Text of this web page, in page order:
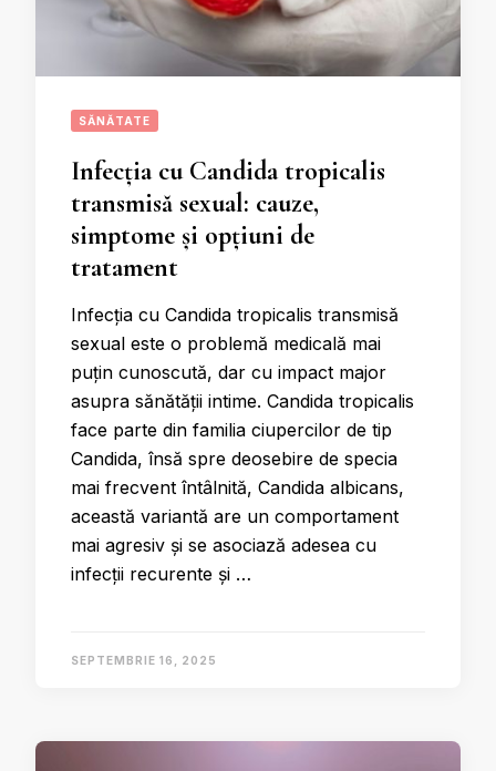
SĂNĂTATE
Infecția cu Candida tropicalis
transmisă sexual: cauze,
simptome și opțiuni de
tratament
Infecția cu Candida tropicalis transmisă
sexual este o problemă medicală mai
puțin cunoscută, dar cu impact major
asupra sănătății intime. Candida tropicalis
face parte din familia ciupercilor de tip
Candida, însă spre deosebire de specia
mai frecvent întâlnită, Candida albicans,
această variantă are un comportament
mai agresiv și se asociază adesea cu
infecții recurente și …
SEPTEMBRIE 16, 2025